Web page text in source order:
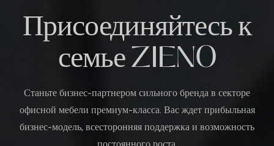
Присоединяйтесь к
семье ZIENO
Станьте бизнес-партнером сильного бренда в секторе
офисной мебели премиум-класса. Вас ждет прибыльная
бизнес-модель, всесторонняя поддержка и возможность